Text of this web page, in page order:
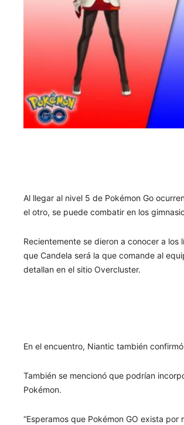
Al llegar al nivel 5 de Pokémon Go
el otro, se puede combatir en los
Recientemente se dieron a conocer a
que Candela será la que comande al
detallan en el sitio Overcluster.
En el encuentro, Niantic también
También se mencionó que podrían
Pokémon.
“Esperamos que Pokémon GO exista